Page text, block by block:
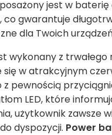
jest w
co gwarantuje
dla Twoich
wykonany z trwałego
się w atrakcyjnym
z pewnością
LED, które
użytkownik zawsze
dyspozycji. Power